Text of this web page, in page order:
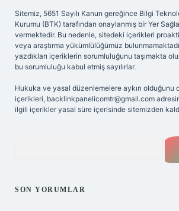
Sitemiz, 5651 Sayılı Kanun gereğince Bilgi
Kurumu (BTK) tarafından onaylanmış bir Yer
vermektedir. Bu nedenle, sitedeki içerikleri
veya araştırma yükümlülüğümüz
yazdıkları içeriklerin sorumluluğunu taşımakta
bu sorumluluğu kabul etmiş sayılırlar.
Hukuka ve yasal düzenlemelere aykırı olduğunu
içerikleri, backlinkpanelicomtr@gmail.com
ilgili içerikler yasal süre içerisinde sitemizden
SON YORUMLAR